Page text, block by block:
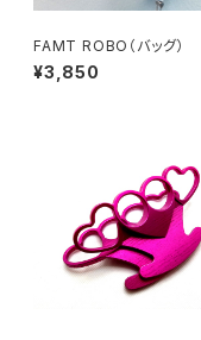
FAMT ROBO（バッグ）
¥3,850